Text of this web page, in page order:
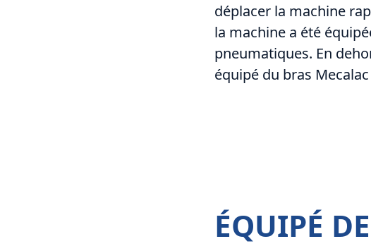
déplacer la machine
la machine a été
pneumatiques. En
équipé du bras
ÉQUIPÉ DE